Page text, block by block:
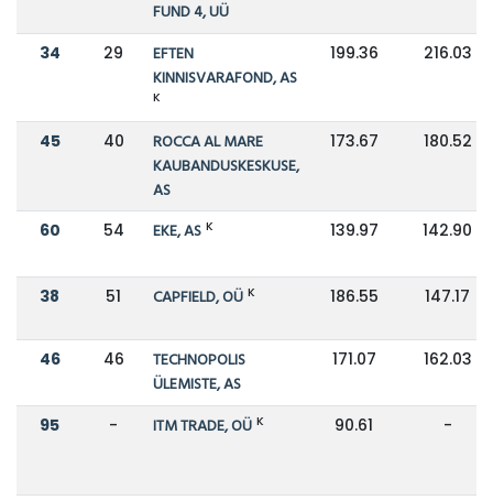
FUND 4, UÜ
34 29
EFTEN
KINNISVARAFOND, AS
K
199.36 216.03
45 40
ROCCA AL MARE
KAUBANDUSKESKUSE,
AS
173.67 180.52
60 54 EKE, AS K 139.97 142.90
38 51 CAPFIELD, OÜ K 186.55 147.17
46 46
TECHNOPOLIS
ÜLEMISTE, AS
171.07 162.03
95 - ITM TRADE, OÜ K 90.61 -